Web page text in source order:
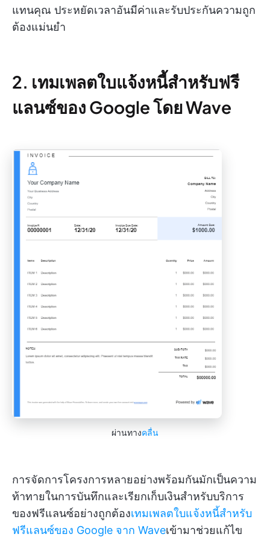
แทนคุณ ประหยัดเวลาอันมีค่าและรับประกันความถูก
ต้องแม่นยำ
2. เทมเพลตใบแจ้งหนี้สำหรับฟรี
แลนซ์ของ Google โดย Wave
ผ่านทางคลื่น
การจัดการโครงการหลายอย่างพร้อมกันมักเป็นความ
ท้าทายในการบันทึกและเรียกเก็บเงินสำหรับบริการ
ของฟรีแลนซ์อย่างถูกต้องเทมเพลตใบแจ้งหนี้สำหรับ
ฟรีแลนซ์ของ Google จาก Waveเข้ามาช่วยแก้ไข